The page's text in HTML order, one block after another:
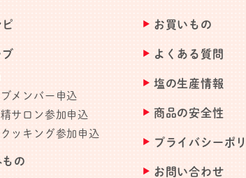
ピ
ブ
メンバー申込
サロン参加申込
ッキング参加申込
の
お買いもの
よくある質問
塩の生産情報
商品の安全性
プライバシーポ
お問い合わせ